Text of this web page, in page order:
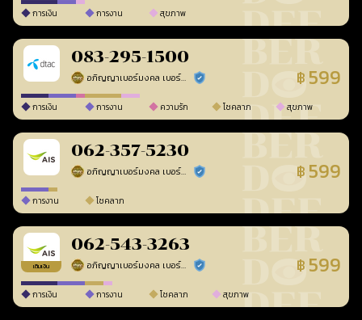
การเงิน การงาน สุขภาพ
083-295-1500
อภิญญาเบอร์มงคล เบอร์สวยเลขศาสตร์ ร้านยืนยันแล้ว ฿ 599
การเงิน การงาน ความรัก โชคลาภ สุขภาพ
062-357-5230
อภิญญาเบอร์มงคล เบอร์สวยเลขศาสตร์ ร้านยืนยันแล้ว ฿ 599
การงาน โชคลาภ
เติมเงิน
062-543-3263
อภิญญาเบอร์มงคล เบอร์สวยเลขศาสตร์ ร้านยืนยันแล้ว ฿ 599
การเงิน การงาน โชคลาภ สุขภาพ